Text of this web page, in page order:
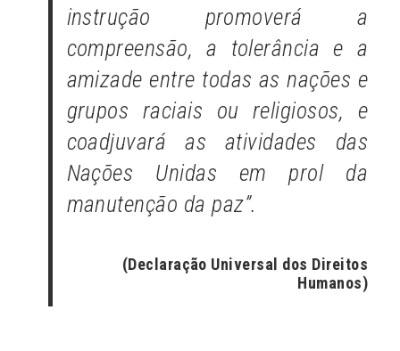
instrução promoverá a
compreensão, a tolerância e a
amizade entre todas as nações e
grupos raciais ou religiosos, e
coadjuvará as atividades das
Nações Unidas em prol da
manutenção da paz”.
(Declaração Universal dos Direitos
Humanos)